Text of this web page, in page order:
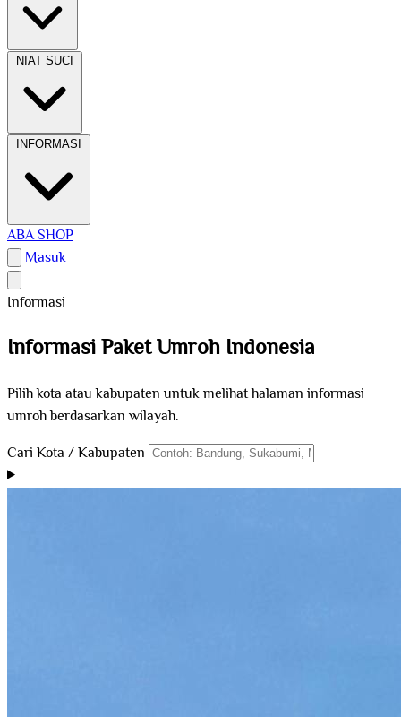
NIAT SUCI
INFORMASI
ABA SHOP
Masuk
Informasi
Informasi Paket Umroh Indonesia
Pilih kota atau kabupaten untuk melihat halaman informasi
umroh berdasarkan wilayah.
Cari Kota / Kabupaten